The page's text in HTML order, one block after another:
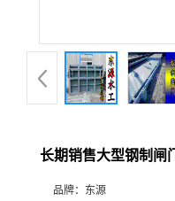
长期销售大型钢制闸门
品牌： 东源